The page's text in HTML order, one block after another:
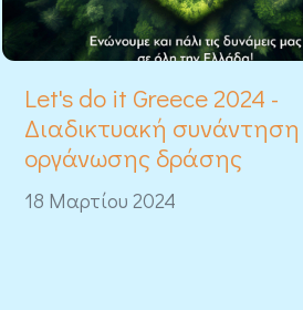
Let's do it Greece 2024 -
Διαδικτυακή συνάντηση
οργάνωσης δράσης
18 Μαρτίου 2024